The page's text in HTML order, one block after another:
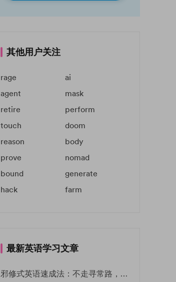
其他用户关注
rage
ai
agent
mask
retire
perform
touch
doom
reason
body
prove
nomad
bound
generate
hack
farm
最新英语学习文章
邪修式英语速成法：不走寻常路，英语战力狂飙！